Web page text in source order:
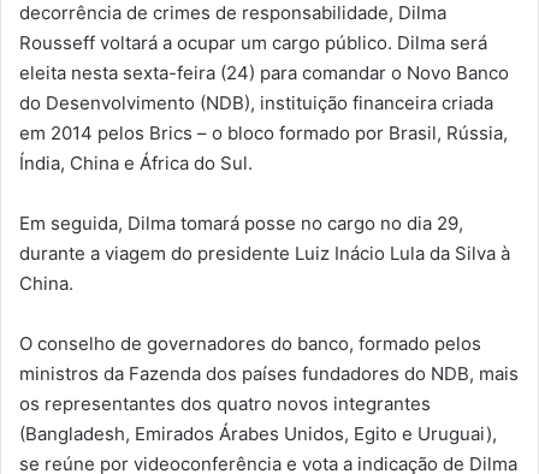
decorrência de crimes de responsabilidade, Dilma
Rousseff voltará a ocupar um cargo público. Dilma será
eleita nesta sexta-feira (24) para comandar o Novo Banco
do Desenvolvimento (NDB), instituição financeira criada
em 2014 pelos Brics – o bloco formado por Brasil, Rússia,
Índia, China e África do Sul.
Em seguida, Dilma tomará posse no cargo no dia 29,
durante a viagem do presidente Luiz Inácio Lula da Silva à
China.
O conselho de governadores do banco, formado pelos
ministros da Fazenda dos países fundadores do NDB, mais
os representantes dos quatro novos integrantes
(Bangladesh, Emirados Árabes Unidos, Egito e Uruguai),
se reúne por videoconferência e vota a indicação de Dilma